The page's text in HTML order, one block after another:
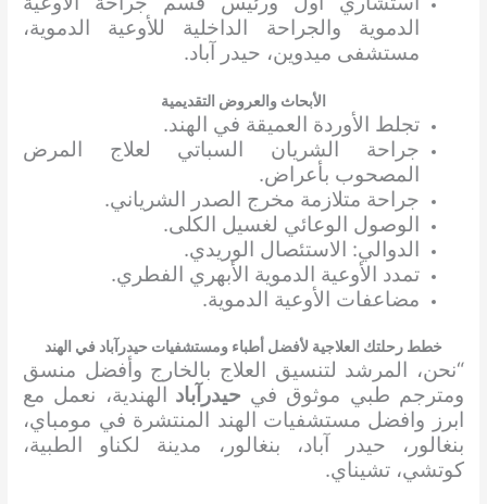
الدموية والجراحة الداخلية للأوعية الدموية،
مستشفى ميدوين، حيدر آباد.
الأبحاث والعروض التقديمية
تجلط الأوردة العميقة في الهند.
جراحة الشريان السباتي لعلاج المرض
المصحوب بأعراض.
جراحة متلازمة مخرج الصدر الشرياني.
الوصول الوعائي لغسيل الكلى.
الدوالي: الاستئصال الوريدي.
تمدد الأوعية الدموية الأبهري الفطري.
مضاعفات الأوعية الدموية.
خطط رحلتك العلاجية لأفضل أطباء ومستشفيات حيدرآباد في الهند
“نحن، المرشد لتنسيق العلاج بالخارج وأفضل منسق
ومترجم طبي موثوق في حيدرآباد الهندية، نعمل مع
ابرز وافضل مستشفيات الهند المنتشرة في مومباي،
بنغالور، حيدر آباد، بنغالور، مدينة لكناو الطبية،
كوتشي، تشيناي.